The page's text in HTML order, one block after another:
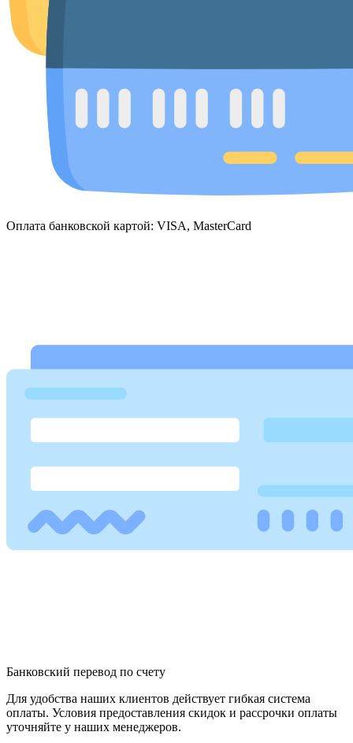
Оплата банковской картой: VISA, MasterCard
Банковский перевод по счету
Для удобства наших клиентов действует гибкая система
оплаты. Условия предоставления скидок и рассрочки оплаты
уточняйте у наших менеджеров.